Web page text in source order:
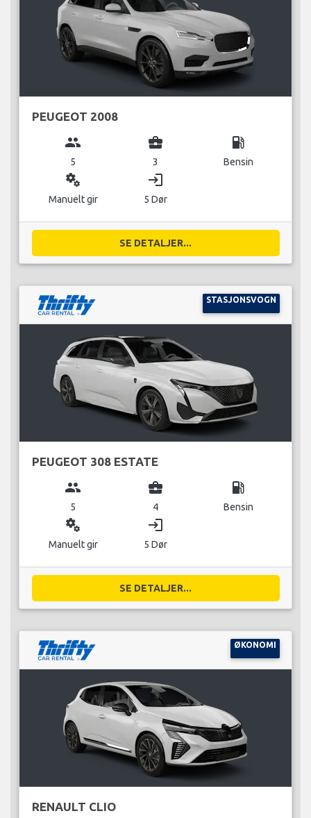
PEUGEOT 2008
group
5
business_center
3
local_gas_station
Bensin
miscellaneous_services
Manuelt gir
login
5 Dør
SE DETALJER...
STASJONSVOGN
PEUGEOT 308 ESTATE
group
5
business_center
4
local_gas_station
Bensin
miscellaneous_services
Manuelt gir
login
5 Dør
SE DETALJER...
ØKONOMI
RENAULT CLIO